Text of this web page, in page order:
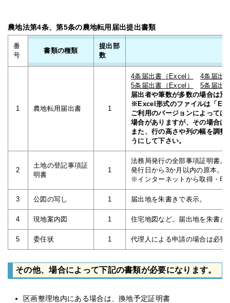
農地法第4条、第5条の農地転用届出提出書類
番
号
書類の種類
提出部
数
1 農地転用届出書 1
4条届出書（Excel）
4条届出
5条届出書（Excel）
5条届出
届出者や筆数が多数の場合は別
※Excel形式のファイルは「
ご利用のバージョンによって
場合がありますが、その場合は
また、行の高さや列の幅を調
うにして下さい。
2
土地の登記事項証
明書
1
法務局発行の全部事項証明書。
発行日から3か月以内の原本。
※インターネットから取得・印
3 公図の写し 1 届出地を朱書きで表示。
4 現地案内図 1 住宅地図など。届出地を朱書き
5 委任状 1 代理人による申請の場合は必要
その他、場合によって下記の書類が必要になります。
区画整理地内にある場合は、換地予定証明書